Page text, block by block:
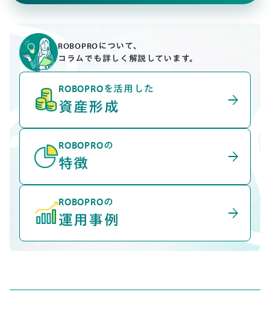
ROBOPROについて、
コラムでも詳しく解説しています。
ROBOPROを活用した
資産形成 arrow_forward
ROBOPROの
特徴 arrow_forward
ROBOPROの
運用事例 arrow_forward